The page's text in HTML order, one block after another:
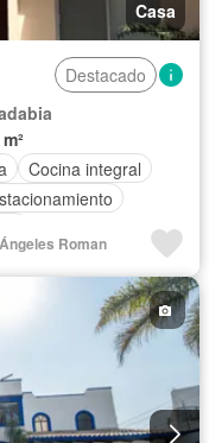
Casa
Destacado
Cocina integral
Roman